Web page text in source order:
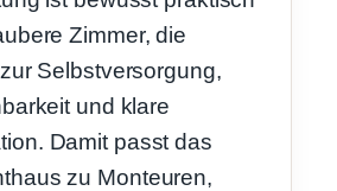
Zimmer, die
Selbstversorgung,
und klare
Damit passt das
zu Monteuren,